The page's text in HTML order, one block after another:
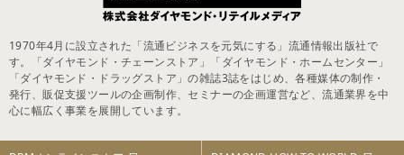
1970年4月に設立された「流通ビジネスを元気にする」流通情報出版社で
す。「ダイヤモンド・チェーンストア」「ダイヤモンド・ホームセンター」
「ダイヤモンド・ドラッグストア」の雑誌3誌をはじめ、各種媒体の制作・
発行、販促支援ツールの企画制作、セミナーの企画運営など、流通業界を中
心に幅広く事業を展開しています。